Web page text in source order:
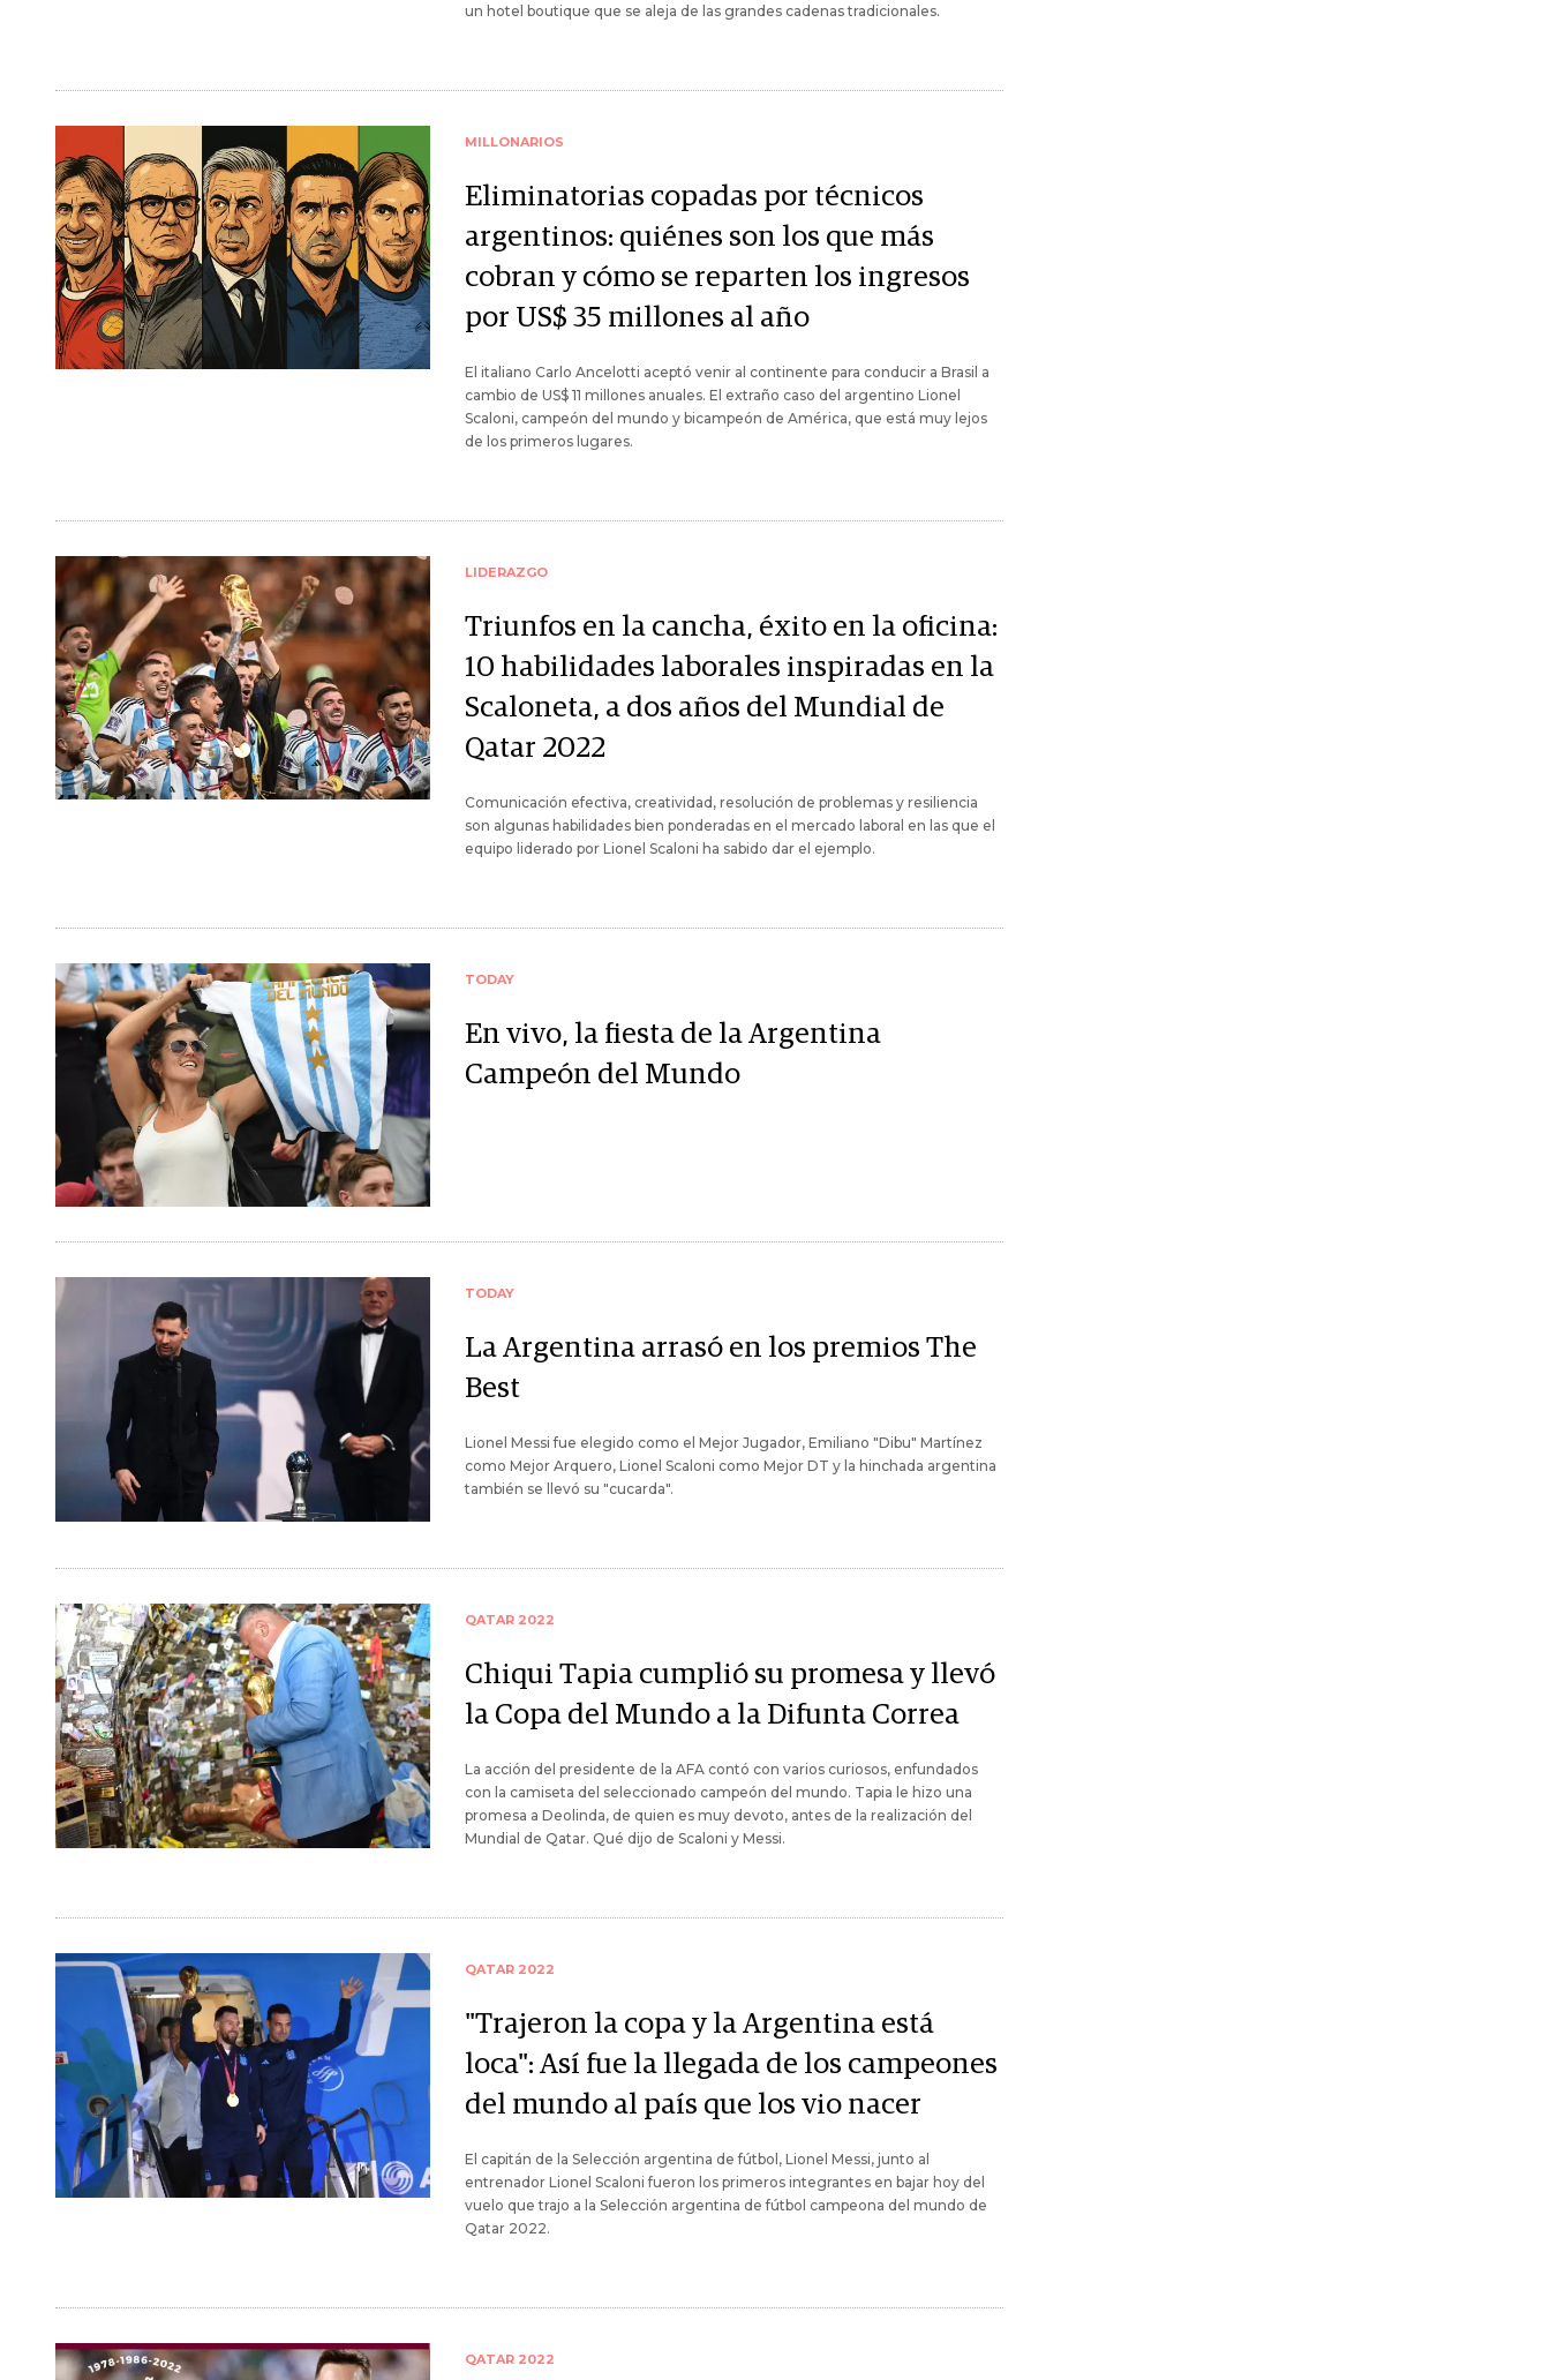
un hotel boutique que se aleja de las grandes cadenas tradicionales.
MILLONARIOS
Eliminatorias copadas por técnicos
argentinos: quiénes son los que más
cobran y cómo se reparten los ingresos
por US$ 35 millones al año
El italiano Carlo Ancelotti aceptó venir al continente para conducir a Brasil a
cambio de US$ 11 millones anuales. El extraño caso del argentino Lionel
Scaloni, campeón del mundo y bicampeón de América, que está muy lejos
de los primeros lugares.
LIDERAZGO
Triunfos en la cancha, éxito en la oficina:
10 habilidades laborales inspiradas en la
Scaloneta, a dos años del Mundial de
Qatar 2022
Comunicación efectiva, creatividad, resolución de problemas y resiliencia
son algunas habilidades bien ponderadas en el mercado laboral en las que el
equipo liderado por Lionel Scaloni ha sabido dar el ejemplo.
TODAY
En vivo, la fiesta de la Argentina
Campeón del Mundo
TODAY
La Argentina arrasó en los premios The
Best
Lionel Messi fue elegido como el Mejor Jugador, Emiliano "Dibu" Martínez
como Mejor Arquero, Lionel Scaloni como Mejor DT y la hinchada argentina
también se llevó su "cucarda".
QATAR 2022
Chiqui Tapia cumplió su promesa y llevó
la Copa del Mundo a la Difunta Correa
La acción del presidente de la AFA contó con varios curiosos, enfundados
con la camiseta del seleccionado campeón del mundo. Tapia le hizo una
promesa a Deolinda, de quien es muy devoto, antes de la realización del
Mundial de Qatar. Qué dijo de Scaloni y Messi.
QATAR 2022
"Trajeron la copa y la Argentina está
loca": Así fue la llegada de los campeones
del mundo al país que los vio nacer
El capitán de la Selección argentina de fútbol, Lionel Messi, junto al
entrenador Lionel Scaloni fueron los primeros integrantes en bajar hoy del
vuelo que trajo a la Selección argentina de fútbol campeona del mundo de
Qatar 2022.
QATAR 2022